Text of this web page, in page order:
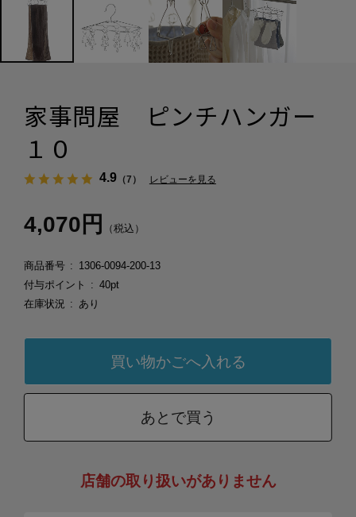
家事問屋 ピンチハンガー
１０
4.9（7） レビューを見る
4,070円 （税込）
商品番号
1306-0094-200-13
付与ポイント
40pt
在庫状況
あり
あとで買う
店舗の取り扱いがありません